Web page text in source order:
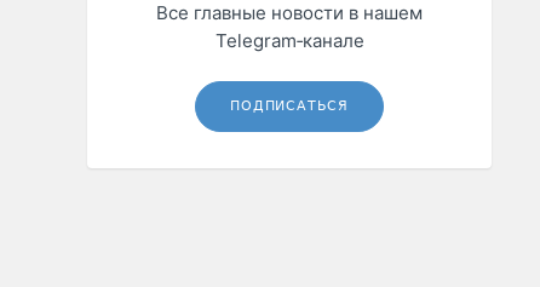
Все главные новости в нашем
Telegram‑канале
ПОДПИСАТЬСЯ